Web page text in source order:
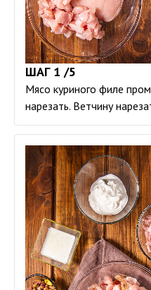
ШАГ 1 /5
Мясо куриного филе
нарезать. Ветчину